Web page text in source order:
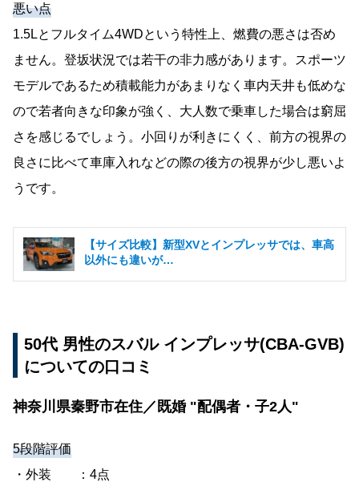
悪い点
1.5Lとフルタイム4WDという特性上、燃費の悪さは否め
ません。登坂状況では若干の非力感があります。スポーツ
モデルであるため積載能力があまりなく車内天井も低めな
ので若者向きな印象が強く、大人数で乗車した場合は窮屈
さを感じるでしょう。小回りが利きにくく、前方の視界の
良さに比べて車庫入れなどの際の後方の視界が少し悪いよ
うです。
【サイズ比較】新型XVとインプレッサでは、車高
以外にも違いが…
50代 男性のスバル インプレッサ(CBA-GVB)
についての口コミ
神奈川県秦野市在住／既婚 "配偶者・子2人"
5段階評価
・外装 ：4点